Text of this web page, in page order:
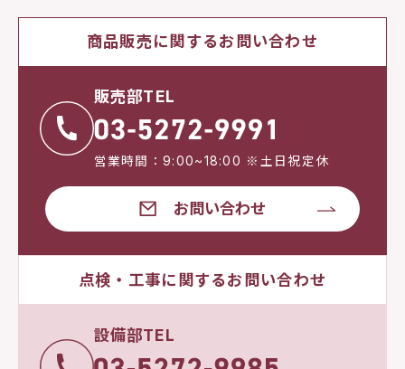
商品販売に関するお問い合わせ
販売部TEL
営業時間：9:00~18:00 ※土日祝定休
お問い合わせ
点検・工事に関するお問い合わせ
設備部TEL